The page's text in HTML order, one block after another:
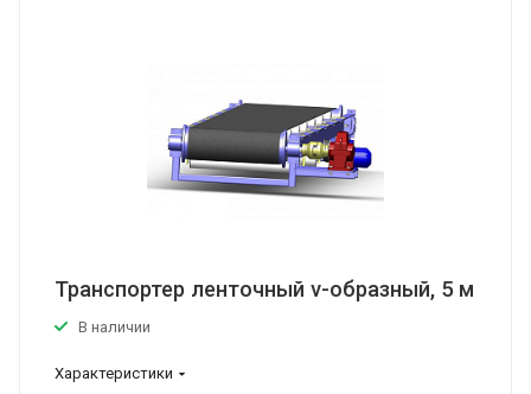
Транспортер ленточный v-образный, 5 м
В наличии
Характеристики